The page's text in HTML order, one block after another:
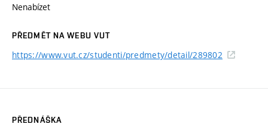
Nenabízet
PŘEDMĚT NA WEBU VUT
https://www.vut.cz/studenti/predmety/detail/289802
PŘEDNÁŠKA